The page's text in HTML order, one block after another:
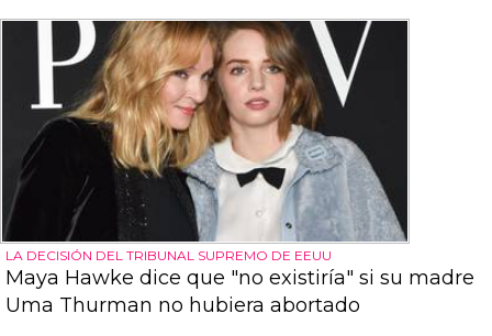
LA DECISIÓN DEL TRIBUNAL SUPREMO DE EEUU
Maya Hawke dice que "no existiría" si su madre
Uma Thurman no hubiera abortado